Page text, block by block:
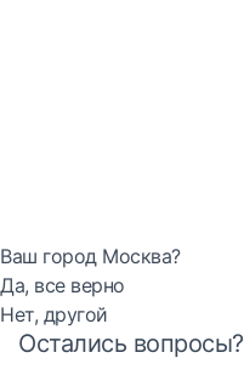
Ваш город Москва?
Да, все верно
Нет, другой
Остались вопросы?